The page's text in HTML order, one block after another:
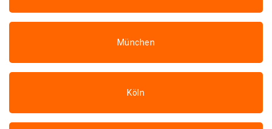
München
Köln